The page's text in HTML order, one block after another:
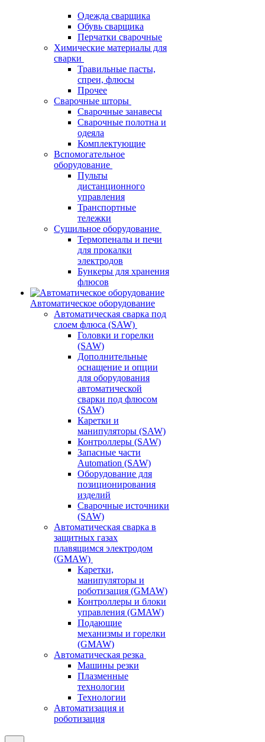
Одежда сварщика
Обувь сварщика
Перчатки сварочные
Химические материалы для
сварки
Травильные пасты,
спреи, флюсы
Прочее
Сварочные шторы
Сварочные занавесы
Сварочные полотна и
одеяла
Комплектующие
Вспомогательное
оборудование
Пульты
дистанционного
управления
Транспортные
тележки
Сушильное оборудование
Термопеналы и печи
для прокалки
электродов
Бункеры для хранения
флюсов
Автоматическое оборудование
Автоматическая сварка под
слоем флюса (SAW)
Головки и горелки
(SAW)
Дополнительные
оснащение и опции
для оборудования
автоматической
сварки под флюсом
(SAW)
Каретки и
манипуляторы (SAW)
Контроллеры (SAW)
Запасные части
Automation (SAW)
Оборудование для
позиционирования
изделий
Сварочные источники
(SAW)
Автоматическая сварка в
защитных газах
плавящимся электродом
(GMAW)
Каретки,
манипуляторы и
роботизация (GMAW)
Контроллеры и блоки
управления (GMAW)
Подающие
механизмы и горелки
(GMAW)
Автоматическая резка
Машины резки
Плазменные
технологии
Технологии
Автоматизация и
роботизация